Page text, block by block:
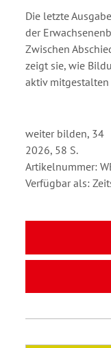
Die letzte
der
Zwischen
zeigt sie, wie
aktiv mitgestalten
weiter bilden, 34
2026, 58 S.
Artikelnummer:
Verfügbar als: